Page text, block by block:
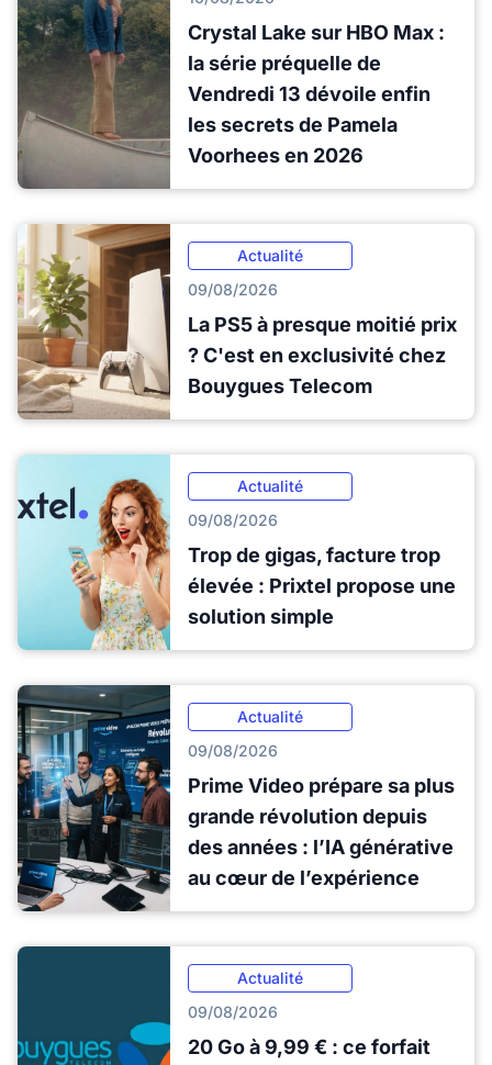
Crystal Lake sur HBO Max :
la série préquelle de
Vendredi 13 dévoile enfin
les secrets de Pamela
Voorhees en 2026
Actualité
09/08/2026
La PS5 à presque moitié prix
? C'est en exclusivité chez
Bouygues Telecom
Actualité
09/08/2026
Trop de gigas, facture trop
élevée : Prixtel propose une
solution simple
Actualité
09/08/2026
Prime Video prépare sa plus
grande révolution depuis
des années : l’IA générative
au cœur de l’expérience
Actualité
09/08/2026
20 Go à 9,99 € : ce forfait